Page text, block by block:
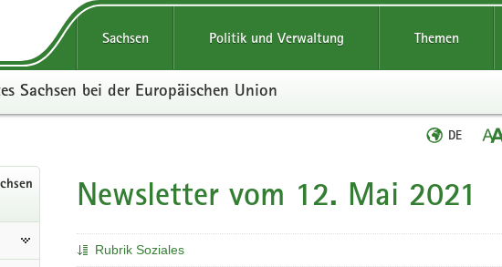
Portalübergreifende
Navigation
Sachsen Politik und Verwaltung Themen
Sachsen bei der Europäischen Union
DESprache
Hauptinhalt
Newsletter vom 12. Mai 2021
Rubrik Soziales